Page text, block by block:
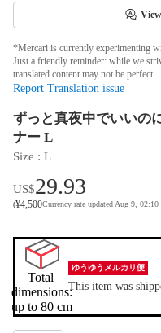
*Mercari is currently experimenting
Just a friendly reminder: while we
translated content may not be perfect.
Report Translation issue
ずっと真夜中でいいの
ナー L
Size : L
US$29.93
(¥4,500Currency rate updated Aug 9, 02:10
Total
dimensions:
up to 80 cm
ゆうゆうメルカリ便
This item was